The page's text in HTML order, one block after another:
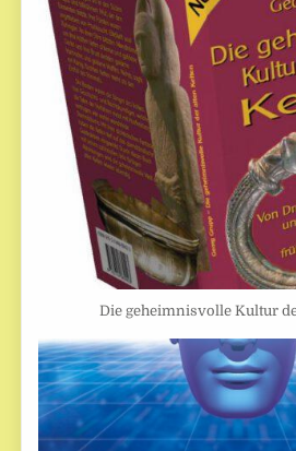
Die geheimnisvolle Kultur